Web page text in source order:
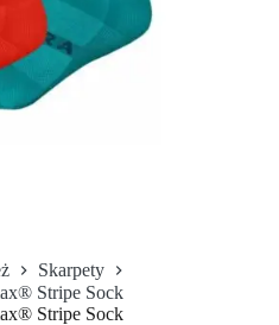
Skarpety
Stripe Sock
Stripe Sock